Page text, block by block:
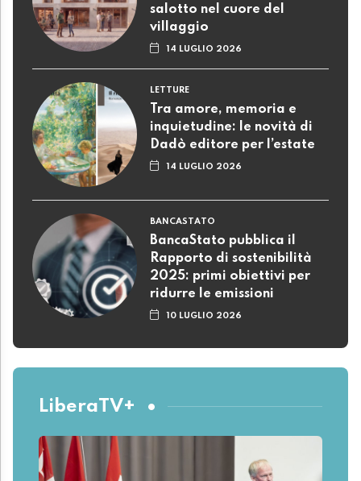
salotto nel cuore del
villaggio
14 LUGLIO 2026
LETTURE
Tra amore, memoria e
inquietudine: le novità di
Dadò editore per l’estate
14 LUGLIO 2026
BANCASTATO
BancaStato pubblica il
Rapporto di sostenibilità
2025: primi obiettivi per
ridurre le emissioni
10 LUGLIO 2026
LiberaTV+